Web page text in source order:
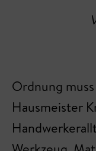
Ordnung
Hausmeister